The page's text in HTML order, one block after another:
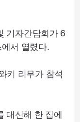
기자간담회가 6
서 열렸다.
키 리무가 참석
대신해 한 집에